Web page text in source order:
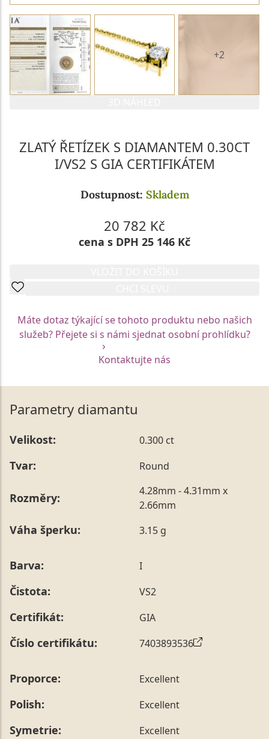
+2
ZLATÝ ŘETÍZEK S DIAMANTEM 0.30CT
I/VS2 S GIA CERTIFIKÁTEM
Dostupnost: Skladem
20 782 Kč
cena s DPH 25 146 Kč
Máte dotaz týkající se tohoto produktu nebo našich
služeb? Přejete si s námi sjednat osobní prohlídku?
Kontaktujte nás
Parametry diamantu
Velikost: 0.300 ct
Tvar: Round
Rozměry:
4.28mm - 4.31mm x
2.66mm
Váha šperku: 3.15 g
Barva: I
Čistota: VS2
Certifikát: GIA
Číslo certifikátu: 7403893536
Proporce: Excellent
Polish: Excellent
Symetrie: Excellent